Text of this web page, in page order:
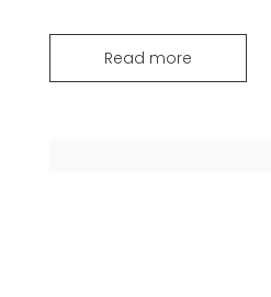
Read more